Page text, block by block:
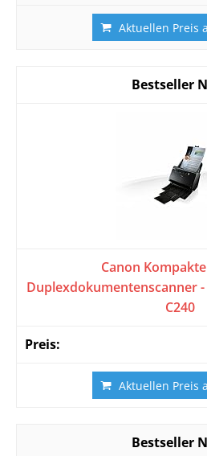
Aktuellen Preis
Canon
Duplexdokumentenscanner -
C240
Aktuellen Preis